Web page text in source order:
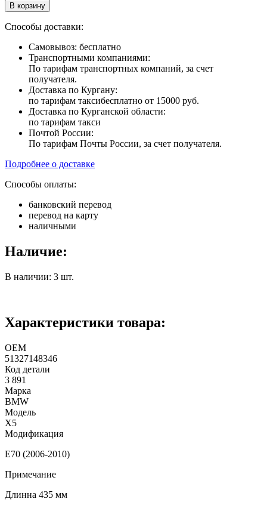
В корзину
Способы доставки:
Самовывоз: бесплатно
Транспортными компаниями:
По тарифам транспортных компаний, за счет
получателя.
Доставка по Кургану:
по тарифам таксибесплатно от 15000 руб.
Доставка по Курганской области:
по тарифам такси
Почтой России:
По тарифам Почты России, за счет получателя.
Подробнее о доставке
Способы оплаты:
банковский перевод
перевод на карту
наличными
Наличие:
В наличии: 3 шт.
Характеристики товара:
ОЕМ
51327148346
Код детали
3 891
Марка
BMW
Модель
X5
Модификация
E70 (2006-2010)
Примечание
Длинна 435 мм